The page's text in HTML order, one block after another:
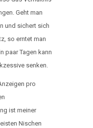
Geht man
und sichert sich
so erntet man
paar Tagen kann
senken.
pro
ist meiner
Nischen